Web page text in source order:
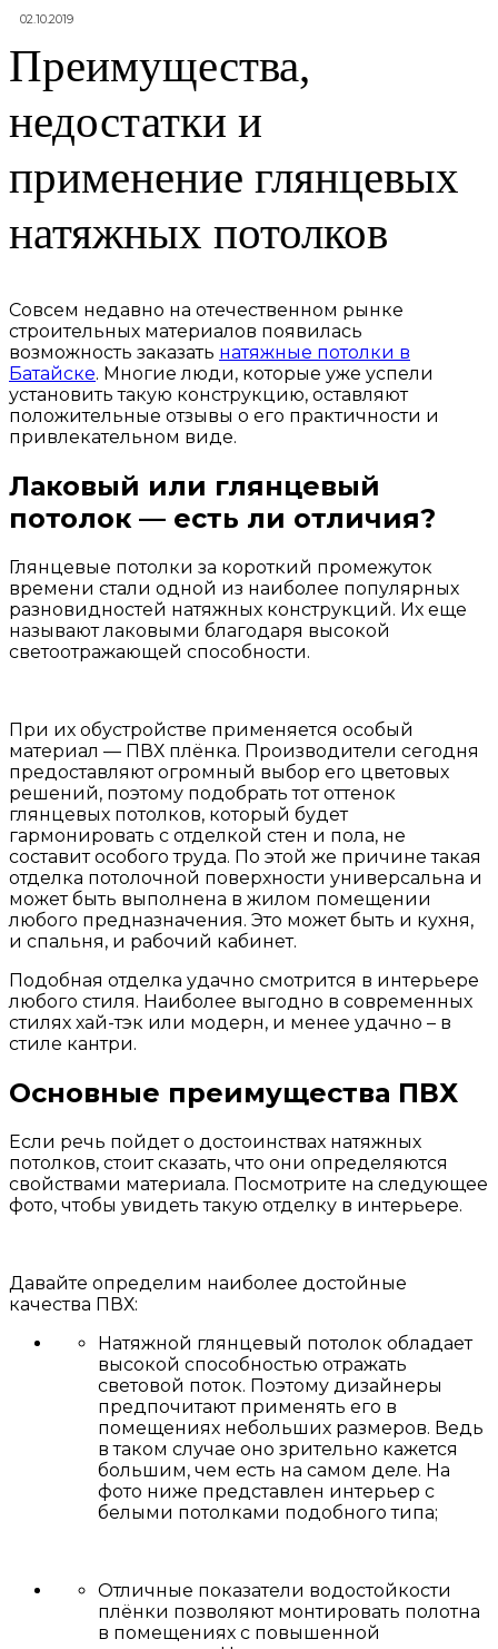
02.10.2019
Преимущества,
недостатки и
применение глянцевых
натяжных потолков
Совсем недавно на отечественном рынке
строительных материалов появилась
возможность заказать натяжные потолки в
Батайске. Многие люди, которые уже успели
установить такую конструкцию, оставляют
положительные отзывы о его практичности и
привлекательном виде.
Лаковый или глянцевый
потолок — есть ли отличия?
Глянцевые потолки за короткий промежуток
времени стали одной из наиболее популярных
разновидностей натяжных конструкций. Их еще
называют лаковыми благодаря высокой
светоотражающей способности.
При их обустройстве применяется особый
материал — ПВХ плёнка. Производители сегодня
предоставляют огромный выбор его цветовых
решений, поэтому подобрать тот оттенок
глянцевых потолков, который будет
гармонировать с отделкой стен и пола, не
составит особого труда. По этой же причине такая
отделка потолочной поверхности универсальна и
может быть выполнена в жилом помещении
любого предназначения. Это может быть и кухня,
и спальня, и рабочий кабинет.
Подобная отделка удачно смотрится в интерьере
любого стиля. Наиболее выгодно в современных
стилях хай-тэк или модерн, и менее удачно – в
стиле кантри.
Основные преимущества ПВХ
Если речь пойдет о достоинствах натяжных
потолков, стоит сказать, что они определяются
свойствами материала. Посмотрите на следующее
фото, чтобы увидеть такую отделку в интерьере.
Давайте определим наиболее достойные
качества ПВХ:
Натяжной глянцевый потолок обладает
высокой способностью отражать
световой поток. Поэтому дизайнеры
предпочитают применять его в
помещениях небольших размеров. Ведь
в таком случае оно зрительно кажется
большим, чем есть на самом деле. На
фото ниже представлен интерьер с
белыми потолками подобного типа;
Отличные показатели водостойкости
плёнки позволяют монтировать полотна
в помещениях с повышенной